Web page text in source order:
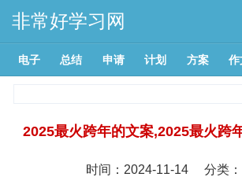
非常好学习网
电子 总结 申请 计划 方案 作
2025最火跨年的文案,2025最火跨
时间：2024-11-14 分类：